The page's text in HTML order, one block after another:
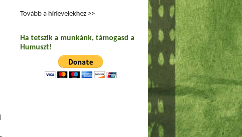
Tovább a hírlevelekhez >>
Ha tetszik a munkánk, támogasd a
Humuszt!